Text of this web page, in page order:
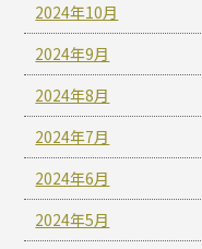
2024年10月
2024年9月
2024年8月
2024年7月
2024年6月
2024年5月